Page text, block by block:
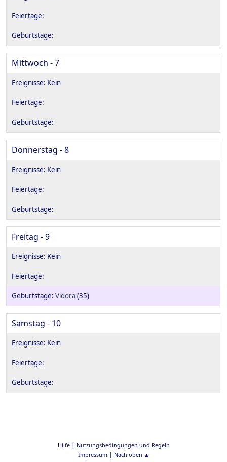
Mittwoch - 7
Donnerstag - 8
Freitag - 9
Vidora(35)
Samstag - 10
Hilfe| Nutzungsbedingungen und Regeln
Impressum| Nach oben ▲